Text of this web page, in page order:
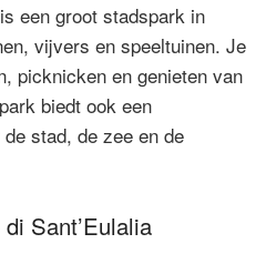
een groot stadspark in
vijvers en speeltuinen. Je
picknicken en genieten van
biedt ook een
stad, de zee en de
Sant’Eulalia